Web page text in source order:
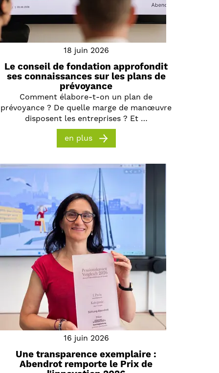
18 juin 2026
Le conseil de fondation approfondit
ses connaissances sur les plans de
prévoyance
Comment élabore-t-on un plan de
prévoyance ? De quelle marge de manœuvre
disposent les entreprises ? Et …
en plus
16 juin 2026
Une transparence exemplaire :
Abendrot remporte le Prix de